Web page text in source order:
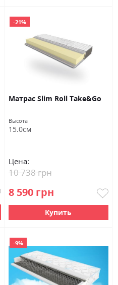
-21%
Матраc Slim Roll Take&Go
Высота
15.0см
Цена:
8 590 грн
10 738 грн
Купить
-9%